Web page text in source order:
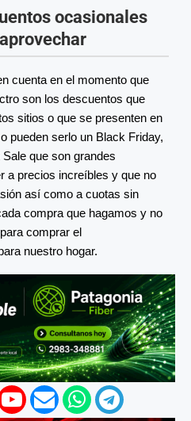
ocasionales
cuenta en el momento que
son los descuentos que
sitios o que se presenten en
pueden serlo un Black Friday,
que son grandes
a precios increíbles y que no
así como a cuotas sin
compra que hagamos y no
comprar el
nuestro hogar.